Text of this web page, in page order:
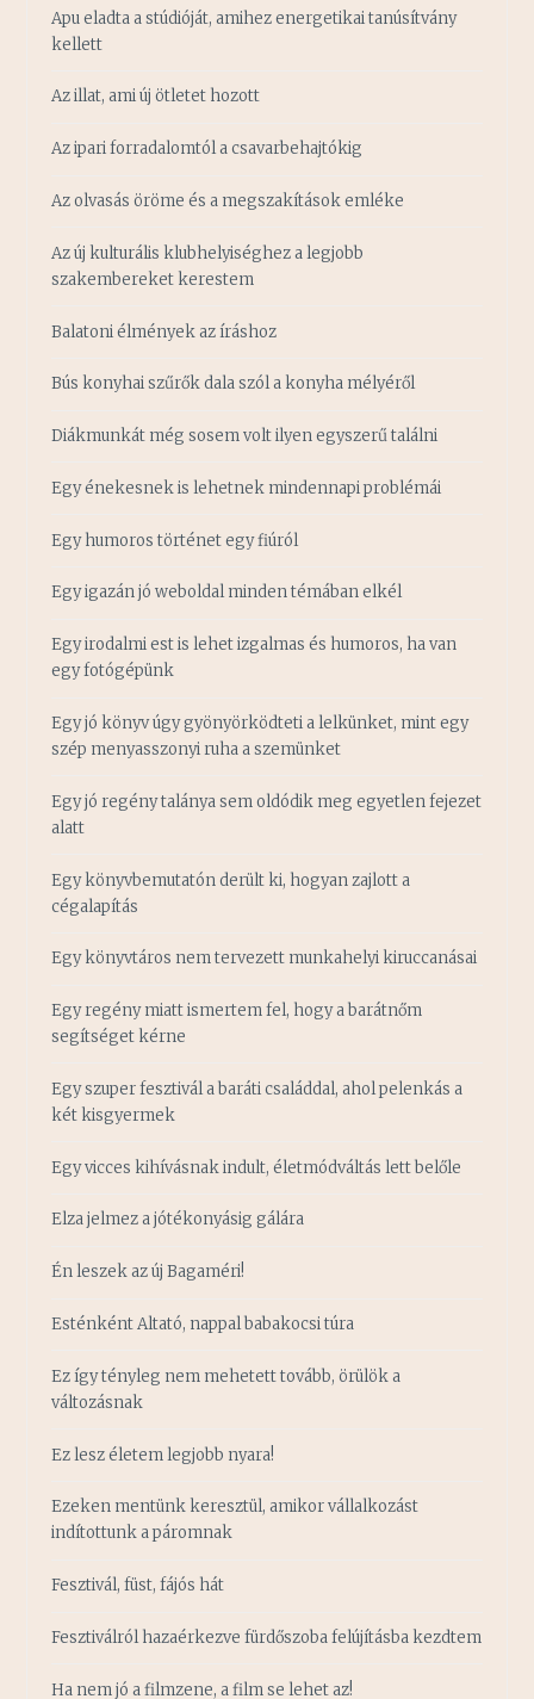
Apu eladta a stúdióját, amihez energetikai tanúsítvány
kellett
Az illat, ami új ötletet hozott
Az ipari forradalomtól a csavarbehajtókig
Az olvasás öröme és a megszakítások emléke
Az új kulturális klubhelyiséghez a legjobb
szakembereket kerestem
Balatoni élmények az íráshoz
Bús konyhai szűrők dala szól a konyha mélyéről
Diákmunkát még sosem volt ilyen egyszerű találni
Egy énekesnek is lehetnek mindennapi problémái
Egy humoros történet egy fiúról
Egy igazán jó weboldal minden témában elkél
Egy irodalmi est is lehet izgalmas és humoros, ha van
egy fotógépünk
Egy jó könyv úgy gyönyörködteti a lelkünket, mint egy
szép menyasszonyi ruha a szemünket
Egy jó regény talánya sem oldódik meg egyetlen fejezet
alatt
Egy könyvbemutatón derült ki, hogyan zajlott a
cégalapítás
Egy könyvtáros nem tervezett munkahelyi kiruccanásai
Egy regény miatt ismertem fel, hogy a barátnőm
segítséget kérne
Egy szuper fesztivál a baráti családdal, ahol pelenkás a
két kisgyermek
Egy vicces kihívásnak indult, életmódváltás lett belőle
Elza jelmez a jótékonyásig gálára
Én leszek az új Bagaméri!
Esténként Altató, nappal babakocsi túra
Ez így tényleg nem mehetett tovább, örülök a
változásnak
Ez lesz életem legjobb nyara!
Ezeken mentünk keresztül, amikor vállalkozást
indítottunk a páromnak
Fesztivál, füst, fájós hát
Fesztiválról hazaérkezve fürdőszoba felújításba kezdtem
Ha nem jó a filmzene, a film se lehet az!